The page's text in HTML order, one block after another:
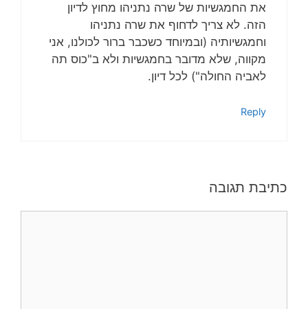
את החמגשיות של שרה נתניהו מחוץ לדיון
הזה. לא צריך לדחוף את שרה נתניהו
וחמגשיותיה (ובמיוחד כשכבר ברור לכולנו, אני
מקווה, שלא מדובר בחמגשיות ולא ב"כוס תה
לאביה החולה") לכל דיון.
Reply
כתיבת תגובה